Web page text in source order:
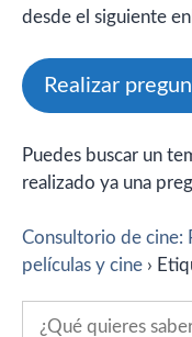
desde el siguiente
Realizar
Puedes buscar un
realizado ya una
Consultorio de cine:
películas y cine ›